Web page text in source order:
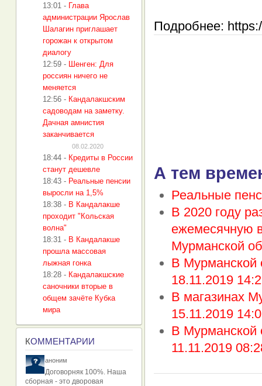
Подробнее:
А тем
Реальные
В 2020 году
ежемесячную
Мурманской
В Мурманской
18.11.2019
В магазинах
15.11.2019
В Мурманской
11.11.2019
13:01 - Глава
администрации Ярослав
Шалагин приглашает
горожан к открытом
диалогу
12:59 - Шенген: Для
россиян ничего не
меняется
12:56 - Кандалакшским
садоводам на заметку.
Дачная амнистия
заканчивается
08.02.2020
18:44 - Кредиты в России
станут дешевле
18:43 - Реальные пенсии
выросли на 1,5%
18:38 - В Кандалакше
проходит "Кольская
волна"
18:31 - В Кандалакше
прошла массовая
лыжная гонка
18:28 - Кандалакшские
саночники вторые в
общем зачёте Кубка
мира
КОММЕНТАРИИ
аноним
Договорняк 100%. Наша
сборная - это дворовая